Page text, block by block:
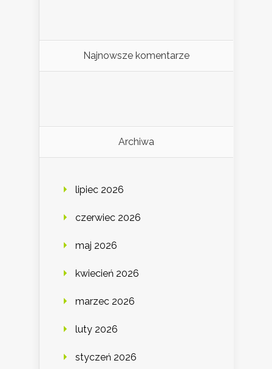
Najnowsze komentarze
Archiwa
lipiec 2026
czerwiec 2026
maj 2026
kwiecień 2026
marzec 2026
luty 2026
styczeń 2026